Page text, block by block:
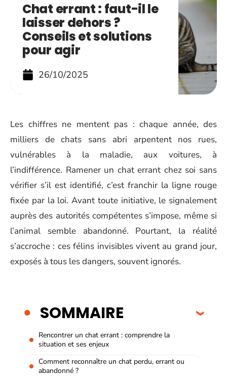
Chat errant : faut-il le
laisser dehors ?
Conseils et solutions
pour agir
26/10/2025
Les chiffres ne mentent pas : chaque année, des
milliers de chats sans abri arpentent nos rues,
vulnérables à la maladie, aux voitures, à
l’indifférence. Ramener un chat errant chez soi sans
vérifier s’il est identifié, c’est franchir la ligne rouge
fixée par la loi. Avant toute initiative, le signalement
auprès des autorités compétentes s’impose, même si
l’animal semble abandonné. Pourtant, la réalité
s’accroche : ces félins invisibles vivent au grand jour,
exposés à tous les dangers, souvent ignorés.
SOMMAIRE
Rencontrer un chat errant : comprendre la
situation et ses enjeux
Comment reconnaître un chat perdu, errant ou
abandonné ?